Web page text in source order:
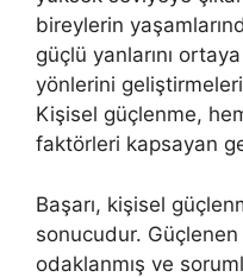
bireylerin
güçlü yanlarını
yönlerini
Kişisel güçlenme,
faktörleri kapsayan
Başarı, kişisel
sonucudur.
odaklanmış ve